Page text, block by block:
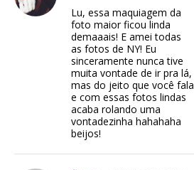
Lu, essa maquiagem da
foto maior ficou linda
demaaais! E amei todas
as fotos de NY! Eu
sinceramente nunca tive
muita vontade de ir pra lá,
mas do jeito que você fala
e com essas fotos lindas
acaba rolando uma
vontadezinha hahahaha
beijos!